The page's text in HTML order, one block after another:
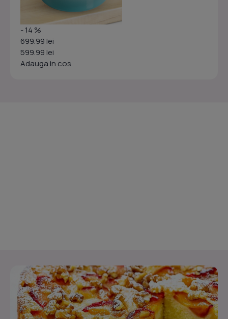
- 14 %
699.99 lei
599.99 lei
Adauga in cos